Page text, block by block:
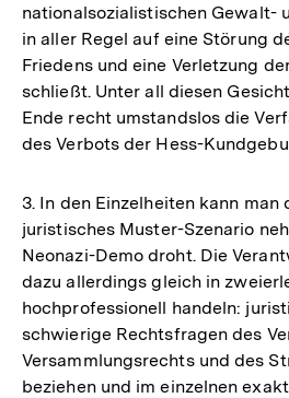
nationalsozialistischen Gewalt-
in aller Regel auf eine Störung
Friedens und eine Verletzung
schließt. Unter all diesen
Ende recht umstandslos die
des Verbots der Hess-
3. In den Einzelheiten kann man
juristisches Muster-Szenario
Neonazi-Demo droht. Die
dazu allerdings gleich in
hochprofessionell handeln:
schwierige Rechtsfragen des
Versammlungsrechts und des
beziehen und im einzelnen